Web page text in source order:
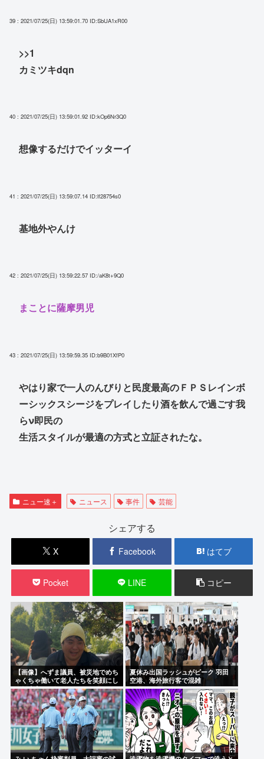
39 : 2021/07/25(日) 13:59:01.70 ID:SbUA1xR00
>>1
カミツキdqn
40 : 2021/07/25(日) 13:59:01.92 ID:kOp6Nr3Q0
想像するだけでイッターイ
41 : 2021/07/25(日) 13:59:07.14 ID:lf28754s0
基地外やんけ
42 : 2021/07/25(日) 13:59:22.57 ID:/aK8t+9Q0
まことに薩摩男児
43 : 2021/07/25(日) 13:59:59.35 ID:b9B01XfP0
やはり家で一人のんびりと民度最高のＦＰＳレインボ
ーシックスシージをプレイしたり酒を飲んで過ごす我
らν即民の
生活スタイルが最適の方式と立証されたな。
ニュー速＋ ニュース 事件 芸能
シェアする
X Facebook はてブ
Pocket LINE コピー
【画像】へずま議員、被災地でめち
ゃくちゃ働いて老人たちを笑顔にし
てしまうwww
夏休み出国ラッシュがピーク 羽田
空港、海外旅行客で混雑